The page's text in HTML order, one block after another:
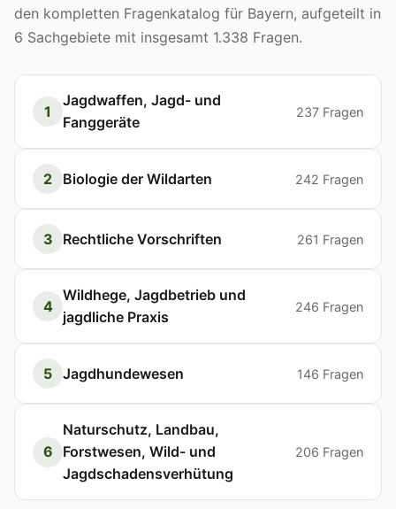
den kompletten Fragenkatalog für Bayern, aufgeteilt in
6 Sachgebiete mit insgesamt 1.338 Fragen.
1
Jagdwaffen, Jagd- und
Fanggeräte
237 Fragen
2 Biologie der Wildarten 242 Fragen
3 Rechtliche Vorschriften 261 Fragen
4
Wildhege, Jagdbetrieb und
jagdliche Praxis
246 Fragen
5 Jagdhundewesen 146 Fragen
6
Naturschutz, Landbau,
Forstwesen, Wild- und
Jagdschadensverhütung
206 Fragen